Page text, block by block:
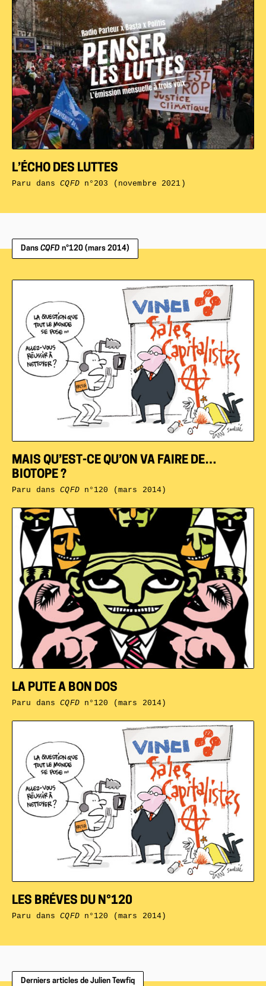
L’ÉCHO DES LUTTES
Paru dansCQFDn°203 (novembre 2021)
Dans CQFD n°120 (mars 2014)
LES BRÉVES DU N°120
Paru dansCQFDn°120 (mars 2014)
LA PUTE A BON DOS
Paru dansCQFDn°120 (mars 2014)
MAIS QU’EST-CE QU’ON VA FAIRE DE…
BIOTOPE ?
Paru dansCQFDn°120 (mars 2014)
Derniers articles de Julien Tewfiq